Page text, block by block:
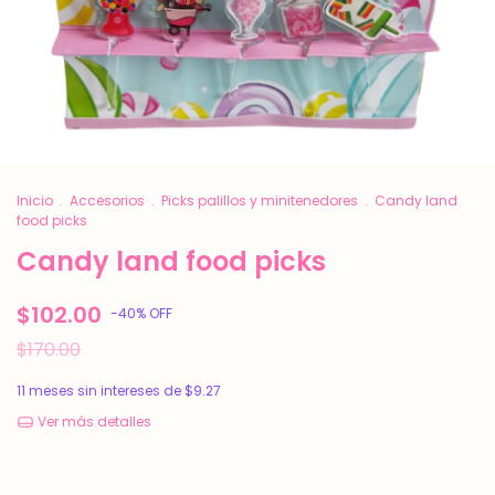
Inicio . Accesorios . Picks palillos y minitenedores . Candy land
food picks
Candy land food picks
$102.00 -40% OFF
$170.00
11 meses sin intereses de $9.27
Ver más detalles